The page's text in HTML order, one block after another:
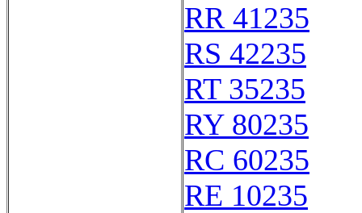
RR 41235
RS 42235
RT 35235
RY 80235
RC 60235
RE 10235